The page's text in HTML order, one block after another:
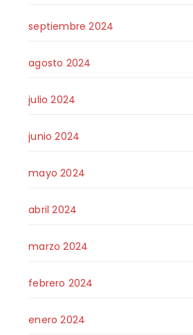
septiembre 2024
agosto 2024
julio 2024
junio 2024
mayo 2024
abril 2024
marzo 2024
febrero 2024
enero 2024